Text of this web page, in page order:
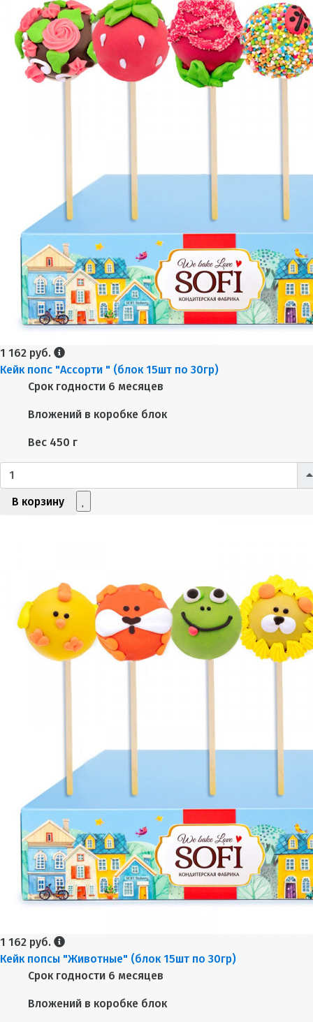
1 162 руб.
Кейк попс "Ассорти " (блок 15шт по 30гр)
Срок годности 6 месяцев
Вложений в коробке блок
Вес 450 г
В корзину
1 162 руб.
Кейк попсы "Животные" (блок 15шт по 30гр)
Срок годности 6 месяцев
Вложений в коробке блок